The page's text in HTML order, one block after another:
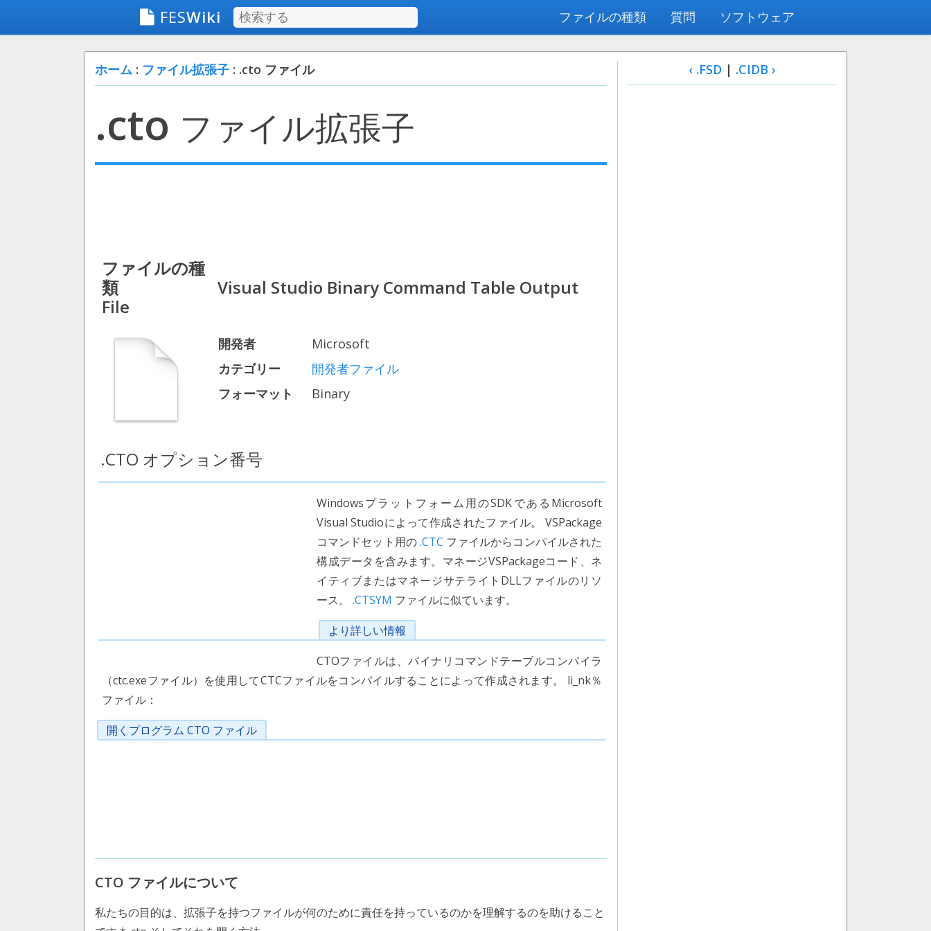
FESWiki ファイルの種類 質問 ソフトウェア
ホーム : ファイル拡張子 : .cto ファイル
.cto ファイル拡張子
ファイルの種
類
Visual Studio Binary Command Table Output
File
開発者
Microsoft
カテゴリー
開発者ファイル
フォーマット
Binary
.CTO オプション番号
Windowsプラットフォーム用のSDKであるMicrosoft
Visual Studioによって作成されたファイル。 VSPackage
コマンドセット用の.CTC ファイルからコンパイルされた
構成データを含みます。マネージVSPackageコード、ネ
イティブまたはマネージサテライトDLLファイルのリソ
ース。 .CTSYM ファイルに似ています。
より詳しい情報
CTOファイルは、バイナリコマンドテーブルコンパイラ
（ctc.exeファイル）を使用してCTCファイルをコンパイルすることによって作成されます。 li_nk％
ファイル：
開くプログラム CTO ファイル
CTO ファイルについて
私たちの目的は、拡張子を持つファイルが何のために責任を持っているのかを理解するのを助けること
‹ .FSD | .CIDB ›